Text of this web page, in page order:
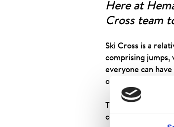
Here at
Cross team
Ski Cross is a
comprising jumps,
everyone can
course in
The Ski Cross
compete against